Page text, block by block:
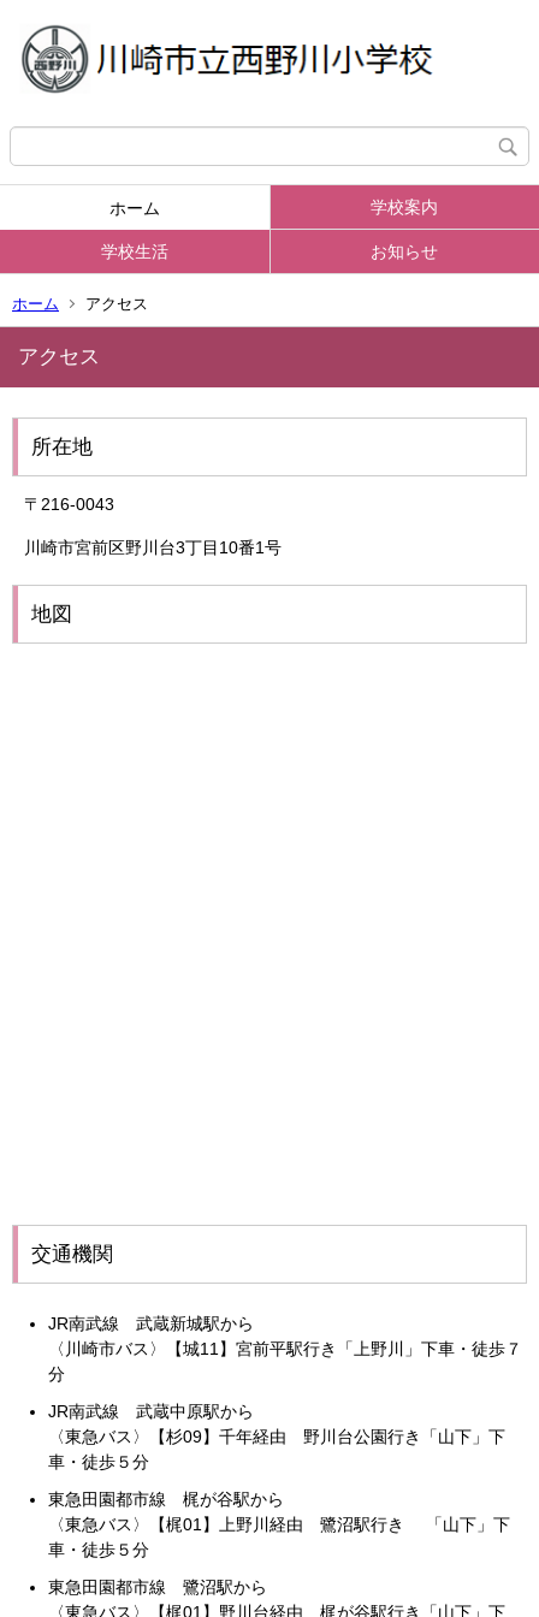
ホーム 学校案内
学校生活 お知らせ
ホーム アクセス
アクセス
所在地
〒216-0043
川崎市宮前区野川台3丁目10番1号
地図
交通機関
JR南武線 武蔵新城駅から
〈川崎市バス〉【城11】宮前平駅行き「上野川」下車・徒歩７
分
JR南武線 武蔵中原駅から
〈東急バス〉【杉09】千年経由 野川台公園行き「山下」下
車・徒歩５分
東急田園都市線 梶が谷駅から
〈東急バス〉【梶01】上野川経由 鷺沼駅行き 「山下」下
車・徒歩５分
東急田園都市線 鷺沼駅から
〈東急バス〉【梶01】野川台経由 梶が谷駅行き「山下」下